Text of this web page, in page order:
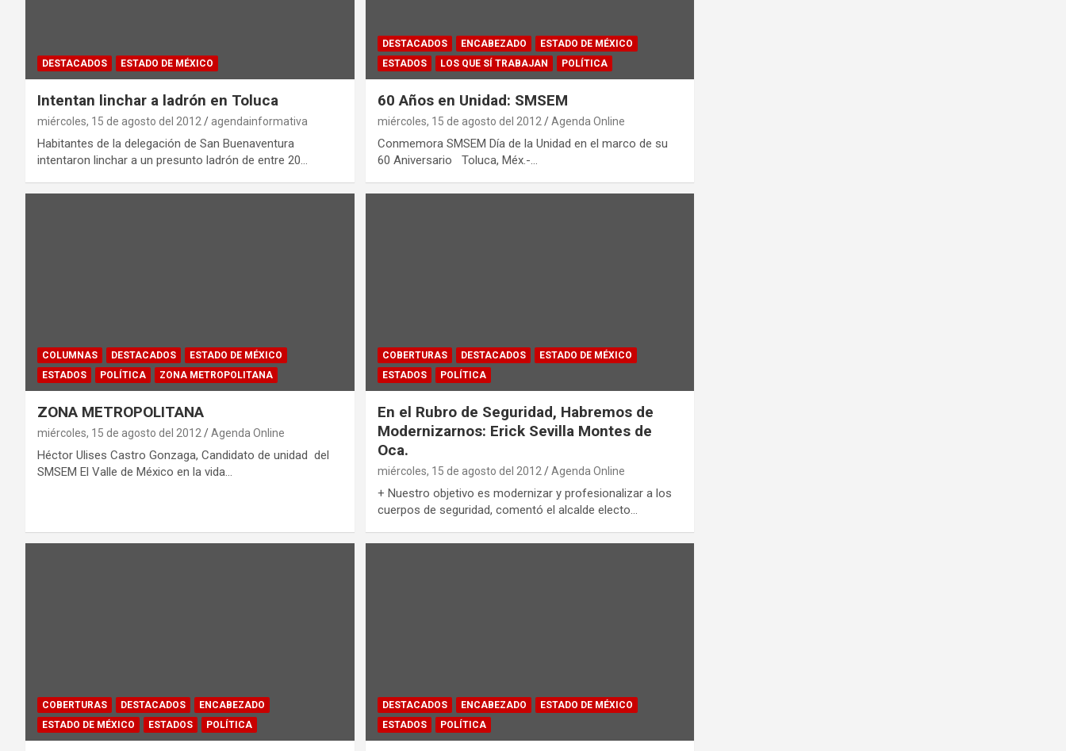
DESTACADOS ESTADO DE MÉXICO
Intentan linchar a ladrón en Toluca
miércoles, 15 de agosto del 2012 agendainformativa
Habitantes de la delegación de San Buenaventura
intentaron linchar a un presunto ladrón de entre 20…
DESTACADOS ENCABEZADO
ESTADO DE MÉXICO
ESTADOS
LOS QUE SÍ TRABAJAN POLÍTICA
60 Años en Unidad: SMSEM
miércoles, 15 de agosto del 2012 Agenda Online
Conmemora SMSEM Día de la Unidad en el marco de su
60 Aniversario Toluca, Méx.-…
COLUMNAS DESTACADOS
ESTADO DE MÉXICO
ESTADOS
POLÍTICA ZONA METROPOLITANA
ZONA METROPOLITANA
miércoles, 15 de agosto del 2012 Agenda Online
Héctor Ulises Castro Gonzaga, Candidato de unidad del
SMSEM El Valle de México en la vida…
COBERTURAS DESTACADOS
ESTADO DE MÉXICO
ESTADOS
POLÍTICA
En el Rubro de Seguridad, Habremos de
Modernizarnos: Erick Sevilla Montes de
Oca.
miércoles, 15 de agosto del 2012 Agenda Online
+ Nuestro objetivo es modernizar y profesionalizar a los
cuerpos de seguridad, comentó el alcalde electo…
COBERTURAS DESTACADOS
ENCABEZADO
ESTADO DE MÉXICO
ESTADOS POLÍTICA
DESTACADOS ENCABEZADO
ESTADO DE MÉXICO
ESTADOS
POLÍTICA